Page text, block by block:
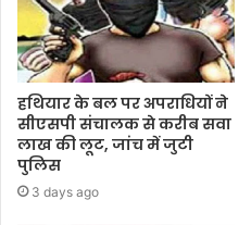
हथियार के बल पर अपराधियों ने
सीएसपी संचालक से करीब सवा
लाख की लूट, जांच में जुटी
पुलिस
3 days ago